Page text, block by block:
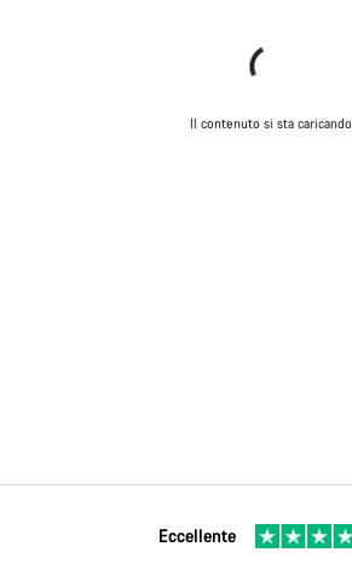
Il contenuto si sta caricando
Eccellente